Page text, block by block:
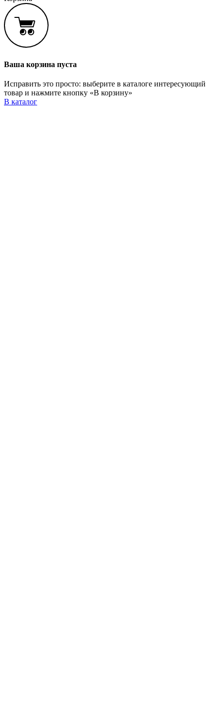
Ваша корзина пуста
Исправить это просто: выберите в каталоге интересующий
товар и нажмите кнопку «В корзину»
В каталог